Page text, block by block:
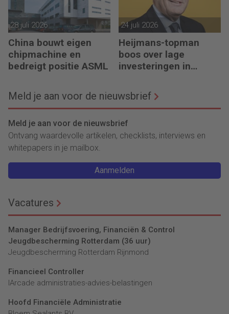
28 juli 2026
China bouwt eigen
chipmachine en
bedreigt positie ASML
24 juli 2026
Heijmans-topman
boos over lage
investeringen in
Meld je aan voor de nieuwsbrief
Meld je aan voor de nieuwsbrief
Ontvang waardevolle artikelen, checklists, interviews en
whitepapers in je mailbox.
Aanmelden
Vacatures
Manager Bedrijfsvoering, Financiën & Control
Jeugdbescherming Rotterdam (36 uur)
Jeugdbescherming Rotterdam Rijnmond
Financieel Controller
lArcade administraties-advies-belastingen
Hoofd Financiële Administratie